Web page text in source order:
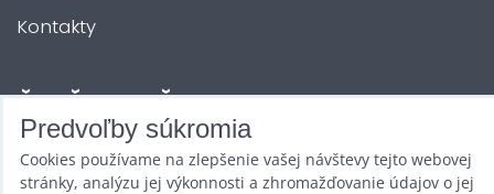
Kontakty
ĎALŠIE SLUŽBY
Zábava na Vašu akciu
Predvoľby súkromia
Cookies používame na zlepšenie vašej návštevy tejto webovej
stránky, analýzu jej výkonnosti a zhromažďovanie údajov o jej